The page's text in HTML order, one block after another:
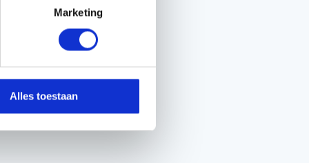
Marketing
Alles toestaan